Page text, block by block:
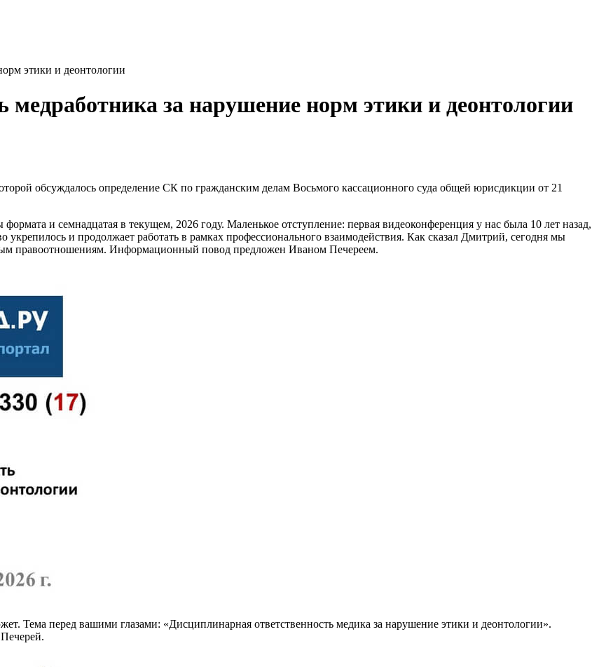
этики и деонтологии
медработника за нарушение норм этики и деонтологии
обсуждалось определение СК по гражданским делам Восьмого кассационного суда общей юрисдикции от 21
и семнадцатая в текущем, 2026 году. Маленькое отступление: первая видеоконференция у нас была 10 лет назад,
укрепилось и продолжает работать в рамках профессионального взаимодействия. Как сказал Дмитрий, сегодня мы
правоотношениям. Информационный повод предложен Иваном Печереем.
Тема перед вашими глазами: «Дисциплинарная ответственность медика за нарушение этики и деонтологии».